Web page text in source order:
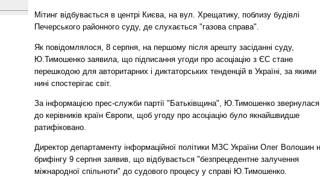
Мітинг відбувається в центрі Києва, на вул. Хрещатику, поблизу будівлі
Печерського районного суду, де слухається "газова справа".
Як повідомлялося, 8 серпня, на першому після арешту засіданні суду,
Ю.Тимошенко заявила, що підписання угоди про асоціацію з ЄС стане
перешкодою для авторитарних і диктаторських тенденцій в Україні, за якими
нині спостерігає світ.
За інформацією прес-служби партії "Батьківщина", Ю.Тимошенко звернулася
до керівників країн Європи, щоб угоду про асоціацію було якнайшвидше
ратифіковано.
Директор департаменту інформаційної політики МЗС України Олег Волошин
брифінгу 9 серпня заявив, що відбувається "безпрецедентне залучення
міжнародної спільноти" до судового процесу у справі Ю.Тимошенко.